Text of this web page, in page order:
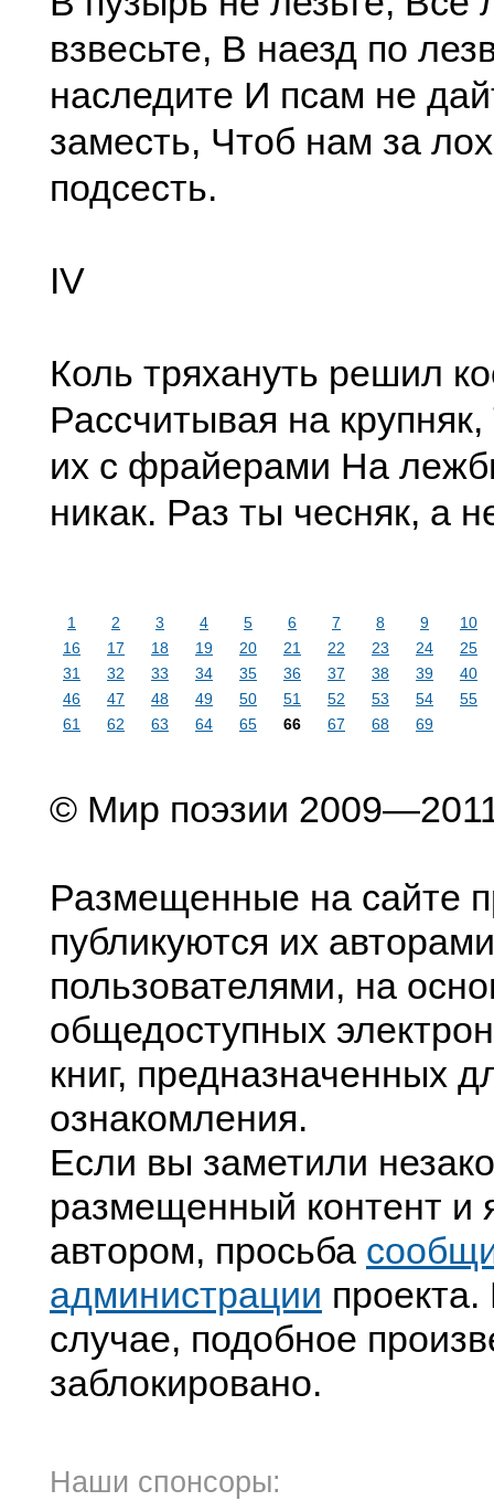
взвесьте, В наезд по
наследите И псам не
заместь, Чтоб нам за
подсесть.
IV
Коль тряхануть решил
Рассчитывая на
их с фрайерами На
никак. Раз ты чесняк, а
1 2 3 4 5 6 7 8 9
10
16
17 18 19 20 21 22 23 24
25
31
32 33 34 35 36 37 38 39
40
46
47 48 49 50 51 52 53 54
55
61
62 63 64 65 66 67 68 69
© Мир поэзии
Размещенные на сайте
публикуются их
пользователями, на
общедоступных
книг, предназначенных
ознакомления.
Если вы заметили
размещенный контент и
автором, просьба
администрации
случае, подобное
заблокировано.
Наши спонсоры: